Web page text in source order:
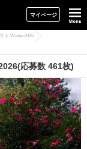
マイページ
ト Winter2026
応募数 461枚)